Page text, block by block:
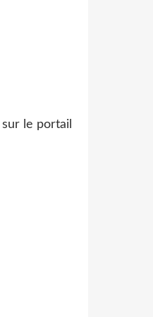
sur le portail